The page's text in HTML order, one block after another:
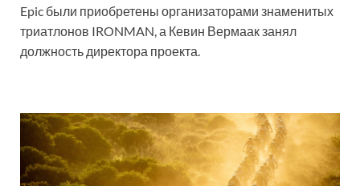
Epic были приобретены организаторами знаменитых
триатлонов IRONMAN, а Кевин Вермаак занял
должность директора проекта.